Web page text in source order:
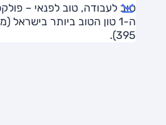
טוב לעבודה, טוב לפנאי –
ה-1 טון הטוב ביותר בישראל
395).